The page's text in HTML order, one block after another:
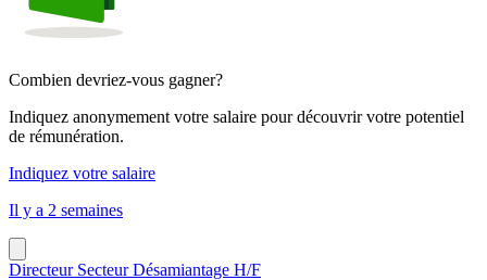
Combien devriez-vous gagner?
Indiquez anonymement votre salaire pour découvrir votre potentiel
de rémunération.
Indiquez votre salaire
Il y a 2 semaines
Directeur Secteur Désamiantage H/F